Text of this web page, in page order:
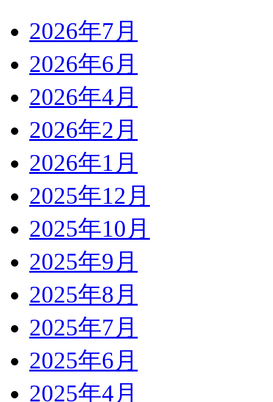
2026年7月
2026年6月
2026年4月
2026年2月
2026年1月
2025年12月
2025年10月
2025年9月
2025年8月
2025年7月
2025年6月
2025年4月